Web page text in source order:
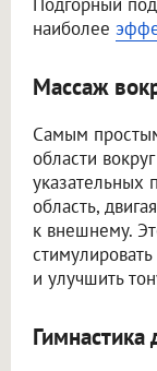
наиболее
Массаж
Самым
области
указательных
область,
к внешнему.
и улучшить
Гимнастика